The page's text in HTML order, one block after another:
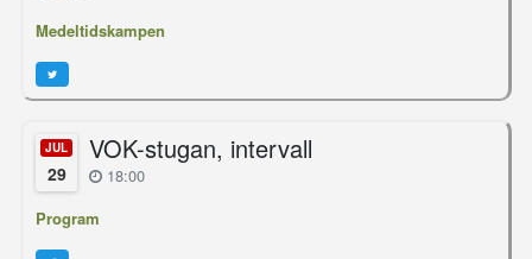
Medeltidskampen
JUL
29
VOK-stugan, intervall
18:00
Program